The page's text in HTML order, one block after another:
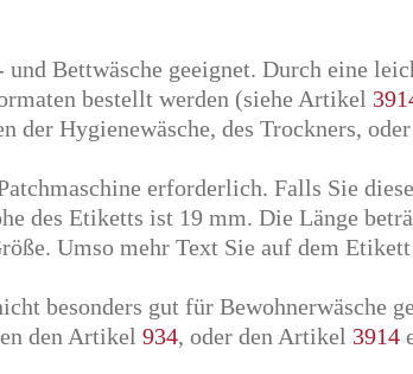
Bettwäsche geeignet. Durch eine
bestellt werden (siehe Artikel
der Hygienewäsche, des Trockners,
erforderlich. Falls Sie
des Etiketts ist 19 mm. Die Länge
Umso mehr Text Sie auf dem
besonders gut für Bewohnerwäsche
den Artikel 934, oder den Artikel 3914